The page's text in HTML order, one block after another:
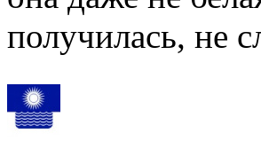
получилась, не